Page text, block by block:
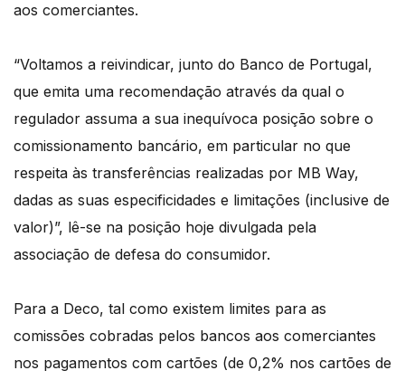
aos comerciantes.
“Voltamos a reivindicar, junto do Banco de Portugal,
que emita uma recomendação através da qual o
regulador assuma a sua inequívoca posição sobre o
comissionamento bancário, em particular no que
respeita às transferências realizadas por MB Way,
dadas as suas especificidades e limitações (inclusive de
valor)”, lê-se na posição hoje divulgada pela
associação de defesa do consumidor.
Para a Deco, tal como existem limites para as
comissões cobradas pelos bancos aos comerciantes
nos pagamentos com cartões (de 0,2% nos cartões de